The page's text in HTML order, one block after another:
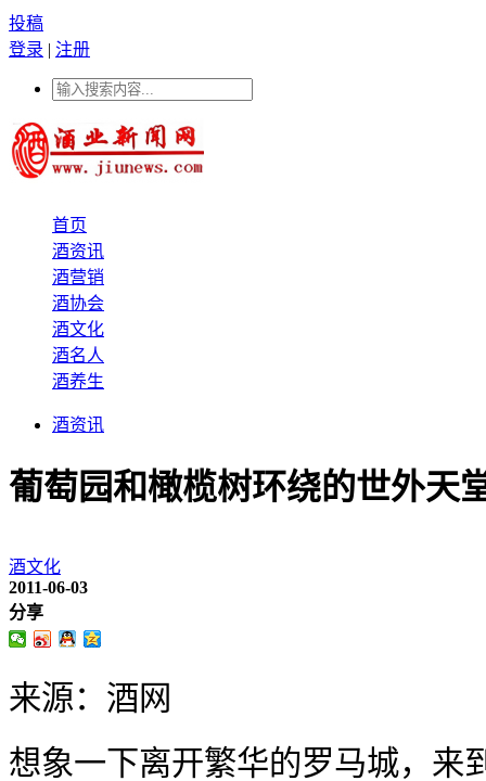
投稿
登录 | 注册
首页
酒资讯
酒营销
酒协会
酒文化
酒名人
酒养生
酒资讯
葡萄园和橄榄树环绕的世外天
酒文化
2011-06-03
分享
来源：酒网
想象一下离开繁华的罗马城，来